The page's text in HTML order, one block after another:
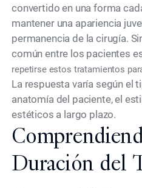
convertido en una forma
mantener una apariencia
permanencia de la cirugía.
común entre los pacientes
repetirse estos tratamientos
La respuesta varía según el
anatomía del paciente, el
estéticos a largo plazo.
Duración del